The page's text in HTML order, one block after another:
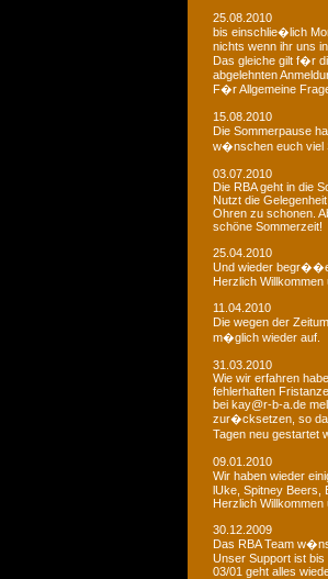
25.08.2010
bis einschlie�lich
nichts wenn ihr uns
Das gleiche gilt f�r
abgelehnten
F�r Allgemeine
15.08.2010
Die Sommerpause
w�nschen euch viel
03.07.2010
Die RBA geht in die
Nutzt die
Ohren zu schonen.
schöne Sommerzeit!
25.04.2010
Und wieder
Herzlich Willkommen
11.04.2010
Die wegen der
m�glich wieder auf.
31.03.2010
Wie wir erfahren
fehlerhaften
bei kay@r-b-a.de
zur�cksetzen, so
Tagen neu gestartet
09.01.2010
Wir haben wieder
lUke, Spitney Beers,
Herzlich Willkommen
30.12.2009
Das RBA Team
Unser Support ist bis
03/01 geht alles